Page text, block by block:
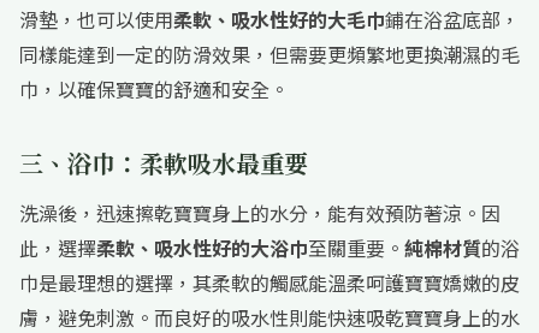
滑墊，也可以使用柔軟、吸水性好的大毛巾鋪在浴盆底部，
同樣能達到一定的防滑效果，但需要更頻繁地更換潮濕的毛
巾，以確保寶寶的舒適和安全。
三、浴巾：柔軟吸水最重要
洗澡後，迅速擦乾寶寶身上的水分，能有效預防著涼。因
此，選擇柔軟、吸水性好的大浴巾至關重要。 純棉材質的浴
巾是最理想的選擇，其柔軟的觸感能溫柔呵護寶寶嬌嫩的皮
膚，避免刺激。而良好的吸水性則能快速吸乾寶寶身上的水